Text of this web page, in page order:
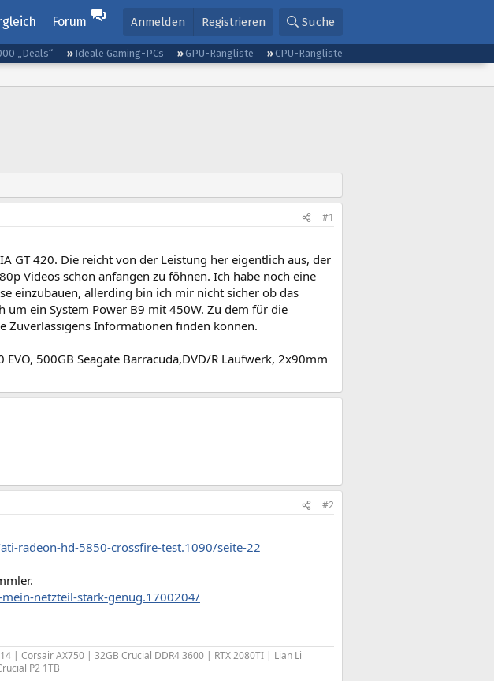
Forum Anmelden Registrieren Suche
„Deals“ Ideale Gaming-PCs GPU-Rangliste
CPU-Rangliste
#1
GT 420. Die reicht von der Leistung her eigentlich aus, der
Videos schon anfangen zu föhnen. Ich habe noch eine
einzubauen, allerding bin ich mir nicht sicher ob das
um ein System Power B9 mit 450W. Zu dem für die
Zuverlässigens Informationen finden können.
500GB Seagate Barracuda,DVD/R Laufwerk, 2x90mm
#2
radeon-hd-5850-crossfire-test.1090/seite-22
netzteil-stark-genug.1700204/
| Corsair AX750 | 32GB Crucial DDR4 3600 | RTX 2080TI | Lian Li
P2 1TB